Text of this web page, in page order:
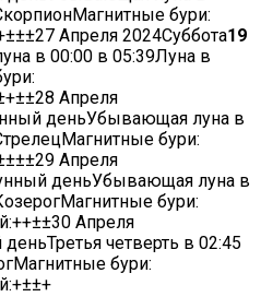
бури:
±±±27 Апреля 2024Суббота19
в 00:00 в 05:39Луна в
+±±28 Апреля
деньУбывающая луна в
бури:
±±±29 Апреля
деньУбывающая луна в
бури:
++±±30 Апреля
четверть в 02:45
бури:
+±±+